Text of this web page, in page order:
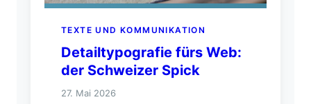
TEXTE UND KOMMUNIKATION
Detailtypografie fürs Web:
der Schweizer Spick
27. Mai 2026